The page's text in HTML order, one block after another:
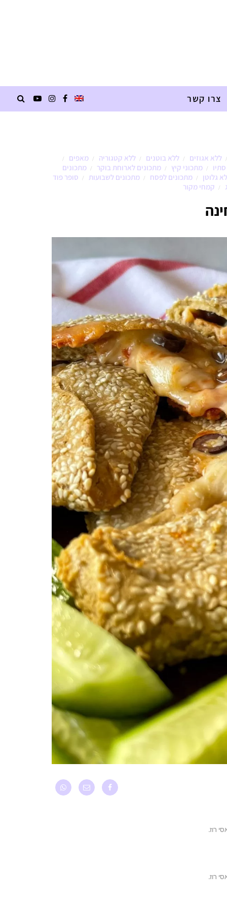
צרו קשר
ללא אגוזים / ללא בוטנים / ללא קטגוריה / מאפים /
/ מתכוני קיץ / מתכונים לארוחת בוקר /
מתכונים
גלוטן
/ מתכונים לפסח / מתכונים לשבועות /
סופר פוד
/ קמחי מקור
רוז.
רוז.